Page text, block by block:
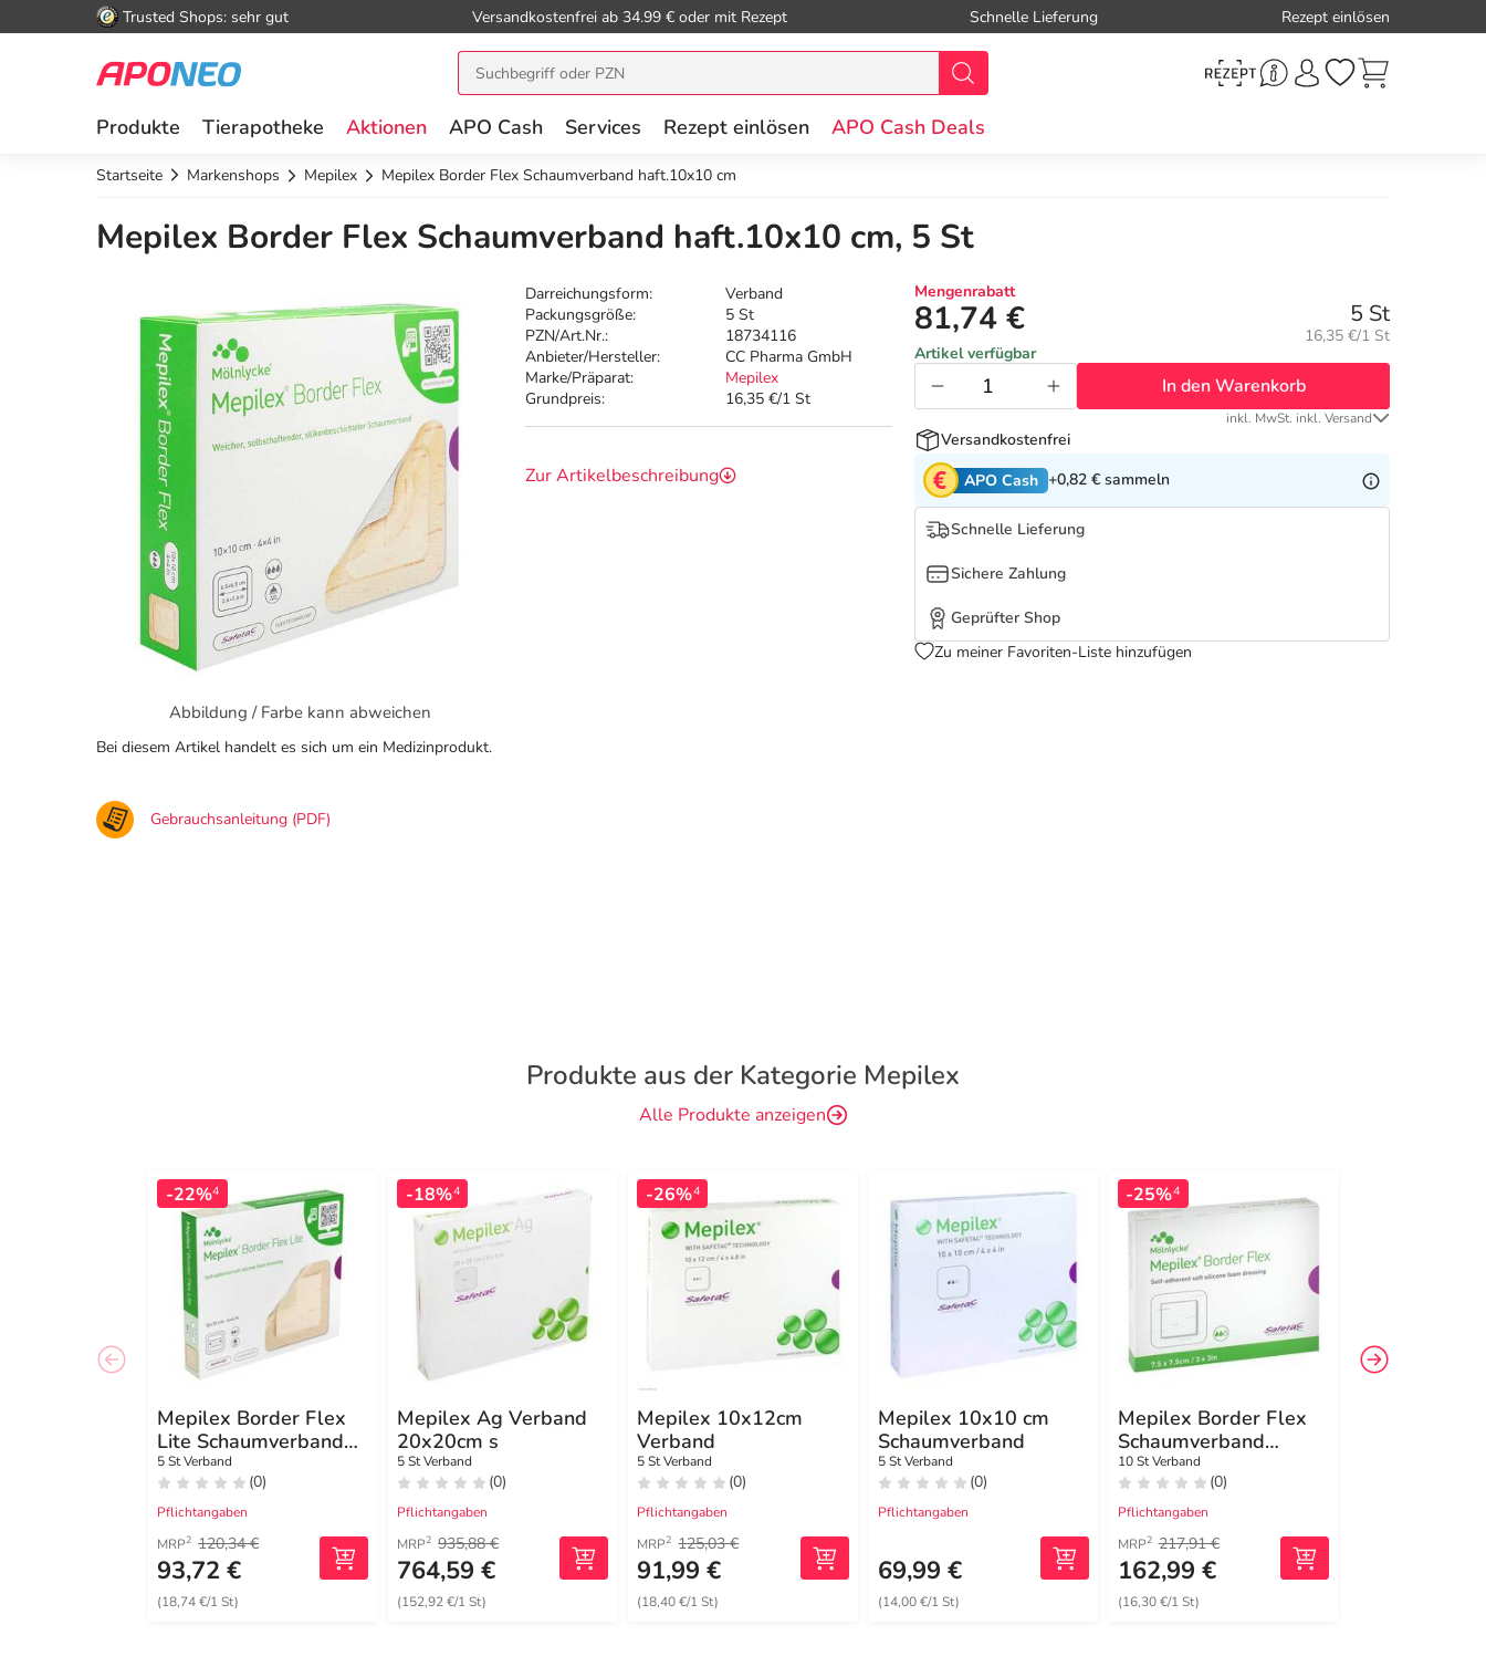
Trusted Shops: sehr gut Versandkostenfrei ab 34.99 € oder mit Rezept Schnelle Lieferung Rezept einlösen
Produkte Tierapotheke Aktionen APO Cash Services Rezept einlösen APO Cash Deals
Startseite Markenshops Mepilex Mepilex Border Flex Schaumverband haft.10x10 cm
Mepilex Border Flex Schaumverband haft.10x10 cm, 5 St
Abbildung / Farbe kann abweichen
Darreichungsform:
Verband
Packungsgröße:
5 St
PZN/Art.Nr.:
18734116
Anbieter/Hersteller:
CC Pharma GmbH
Marke/Präparat:
Mepilex
Grundpreis:
16,35 €/1 St
Zur Artikelbeschreibung
Mengenrabatt
81,74 € 5 St
Grundpreis:
16,35 €/1 St
Artikel verfügbar
In den Warenkorb
inkl. MwSt. inkl. Versand
Versandkostenfrei
APO Cash +0,82 € sammeln
Schnelle Lieferung
Sichere Zahlung
Geprüfter Shop
Zu meiner Favoriten-Liste hinzufügen
Bei diesem Artikel handelt es sich um ein Medizinprodukt.
Gebrauchsanleitung (PDF)
Produkte aus der Kategorie Mepilex
Alle Produkte anzeigen
-22%4
Mepilex Border Flex
Lite Schaumverband
10x10 cm
5 St Verband
(0)
Pflichtangaben
MRP2 120,34 €
93,72 €
(18,74 €/1 St)
-18%4
Mepilex Ag Verband
20x20cm s
5 St Verband
(0)
Pflichtangaben
MRP2 935,88 €
764,59 €
(152,92 €/1 St)
-26%4
Mepilex 10x12cm
Verband
5 St Verband
(0)
Pflichtangaben
MRP2 125,03 €
91,99 €
(18,40 €/1 St)
Mepilex 10x10 cm
Schaumverband
5 St Verband
(0)
Pflichtangaben
69,99 €
(14,00 €/1 St)
-25%4
Mepilex Border Flex
Schaumverband
haftend 7,5x7,5 cm
10 St Verband
(0)
Pflichtangaben
MRP2 217,91 €
162,99 €
(16,30 €/1 St)